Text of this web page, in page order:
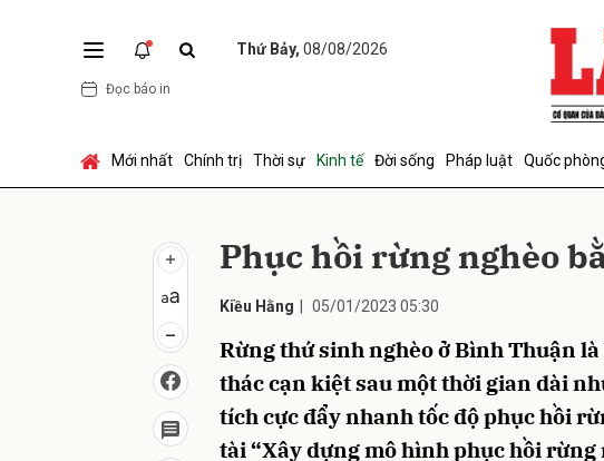
Thứ Bảy, 08/08/2026
Đọc báo in
Mới nhất Chính trị Thời sự Kinh tế Đời sống Pháp luật Quốc
Phục hồi rừng nghèo
Kiều Hằng 05/01/2023 05:30
Rừng thứ sinh nghèo ở Bình Thuận
thác cạn kiệt sau một thời gian dài
tích cực đẩy nhanh tốc độ phục hồi
tài “Xây dựng mô hình phục hồi rừng
Gửi bình luận